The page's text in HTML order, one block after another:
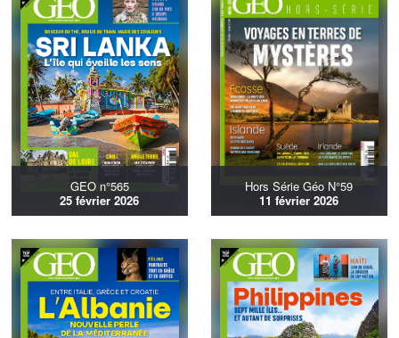
GEO n°565
25 février 2026
Hors Série Géo N°59
11 février 2026